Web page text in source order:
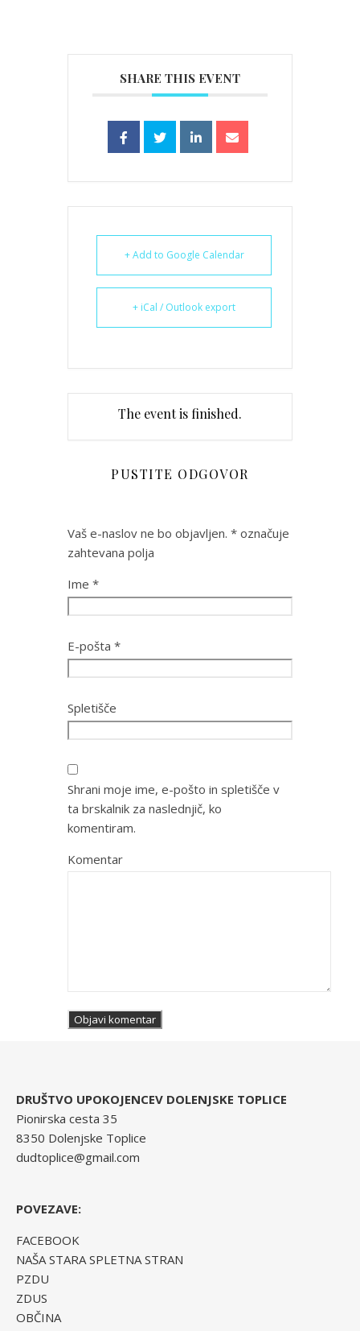
SHARE THIS EVENT
+ Add to Google Calendar
+ iCal / Outlook export
The event is finished.
PUSTITE ODGOVOR
Vaš e-naslov ne bo objavljen. * označuje
zahtevana polja
Ime *
E-pošta *
Spletišče
Shrani moje ime, e-pošto in spletišče v
ta brskalnik za naslednjič, ko
komentiram.
Komentar
DRUŠTVO UPOKOJENCEV DOLENJSKE TOPLICE
Pionirska cesta 35
8350 Dolenjske Toplice
dudtoplice@gmail.com
POVEZAVE:
FACEBOOK
NAŠA STARA SPLETNA STRAN
PZDU
ZDUS
OBČINA